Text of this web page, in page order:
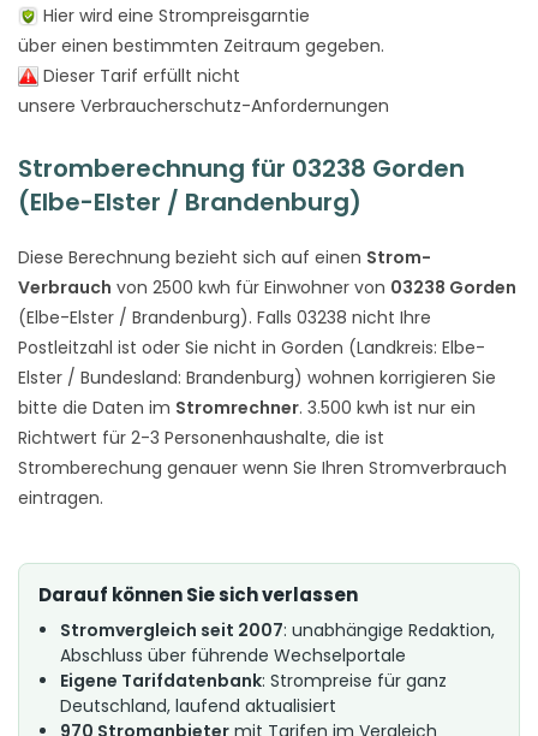
Hier wird eine Strompreisgarntie
über einen bestimmten Zeitraum gegeben.
Dieser Tarif erfüllt nicht
unsere Verbraucherschutz-Anfordernungen
Stromberechnung für 03238 Gorden
(Elbe-Elster / Brandenburg)
Diese Berechnung bezieht sich auf einen Strom-
Verbrauch von 2500 kwh für Einwohner von 03238 Gorden
(Elbe-Elster / Brandenburg). Falls 03238 nicht Ihre
Postleitzahl ist oder Sie nicht in Gorden (Landkreis: Elbe-
Elster / Bundesland: Brandenburg) wohnen korrigieren Sie
bitte die Daten im Stromrechner. 3.500 kwh ist nur ein
Richtwert für 2-3 Personenhaushalte, die ist
Stromberechung genauer wenn Sie Ihren Stromverbrauch
eintragen.
Darauf können Sie sich verlassen
Stromvergleich seit 2007: unabhängige Redaktion,
Abschluss über führende Wechselportale
Eigene Tarifdatenbank: Strompreise für ganz
Deutschland, laufend aktualisiert
970 Stromanbieter mit Tarifen im Vergleich